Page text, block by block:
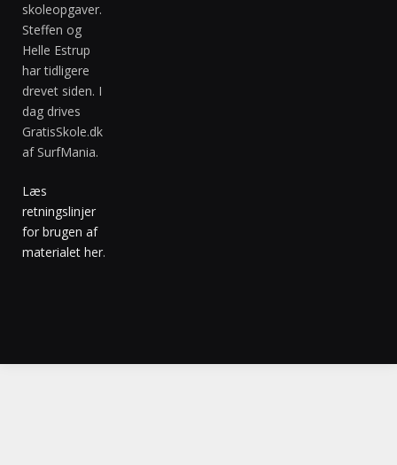
skoleopgaver.
Steffen og
Helle Estrup
har tidligere
drevet siden. I
dag drives
GratisSkole.dk
af SurfMania.
Læs
retningslinjer
for brugen af
materialet her.